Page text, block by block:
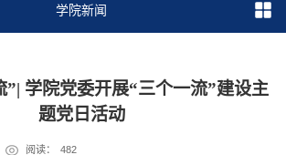
学院新闻
”| 学院党委开展“三个一流”建设主
题党日活动
阅读： 482